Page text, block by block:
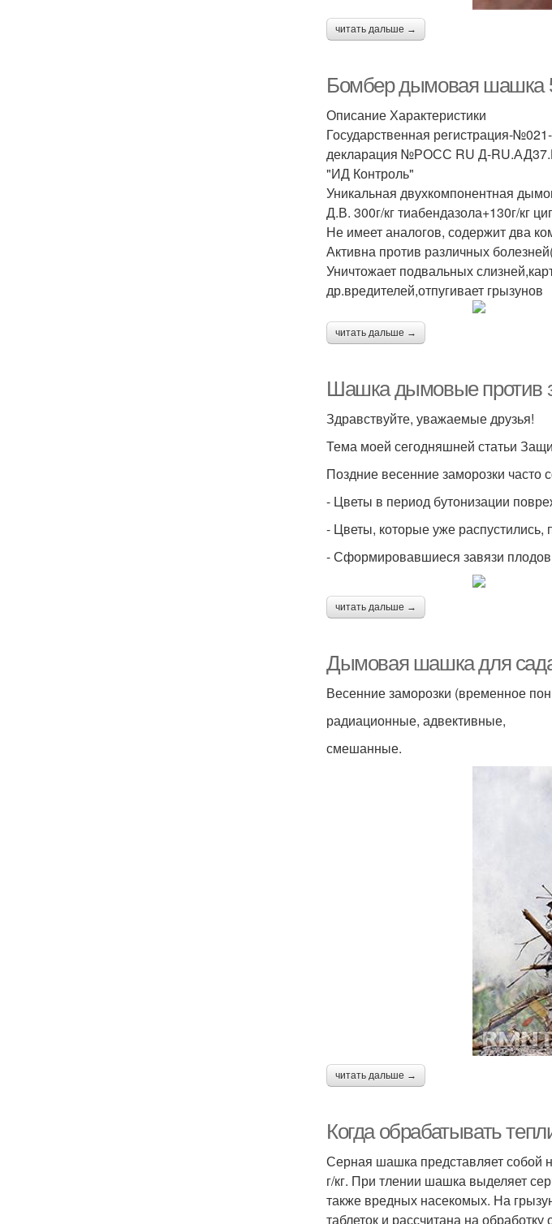
читать дальше →
Бомбер дымовая
Описание Характеристики
Государственная регистрация-
декларация №РОСС RU Д-
"ИД Контроль"
Уникальная двухкомпонентная
Д.В. 300г/кг тиабендазола+130г/кг
Не имеет аналогов, содержит два
Активна против различных
Уничтожает подвальных
др.вредителей,отпугивает грызунов
читать дальше →
Шашка дымовые против
Здравствуйте, уважаемые друзья!
Тема моей сегодняшней статьи
Поздние весенние заморозки
- Цветы в период бутонизации
- Цветы, которые уже распустились,
- Сформировавшиеся завязи плодов
читать дальше →
Дымовая шашка для сада
Весенние заморозки (временное
радиационные, адвективные,
смешанные.
читать дальше →
Когда обрабатывать
Серная шашка представляет собой
г/кг. При тлении шашка выделяет
также вредных насекомых. На
таблеток и рассчитана на